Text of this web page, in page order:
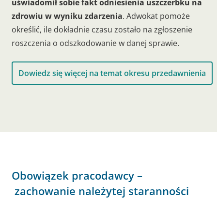
uświadomił sobie fakt odniesienia uszczerbku na
zdrowiu w wyniku zdarzenia. Adwokat pomoże
określić, ile dokładnie czasu zostało na zgłoszenie
roszczenia o odszkodowanie w danej sprawie.
Dowiedz się więcej na temat okresu przedawnienia
Obowiązek pracodawcy –
zachowanie należytej staranności